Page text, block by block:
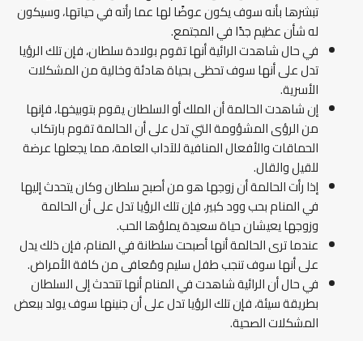
تبشرها بأنه سوف يكون عوضًا لها عما رأته في حياتها، وسيكون
له شأن عظيم جدًا في المجتمع.
في حال شاهدت الرائية أنها تقوم بولادة سلطان، فإن تلك الرؤيا
تدل على أنها سوف تحظى بحياة هادئة وخالية من المشكلات
الأسرية.
إن شاهدت الحالمة أن الملك أو السلطان يقوم بتوبيخها، فإنها
من الرؤى المشؤومة التي تدل على أن الحالمة تقوم بارتكاب
الحماقات والأفعال المنافية للآداب العامة، مما يجعلها عرضة
للقيل والقال.
إذا رأت الحالمة أن زوجها هو من أصبح سلطان وكان يتحدث إليها
في المنام بحب وود كبير، فإن تلك الرؤيا تدل على أن الحالمة
وزوجها يعيشان حياة سعيدة يملؤها الحب.
عندما ترى الحالمة أنها أصبحت سلطانة في المنام، فإن ذلك يدل
على أنها سوف تنجب طفل سليم ومُعافى من كافة الأمراض.
في حال أن الرائية شاهدت في المنام أنها تتحدث إلى السلطان
بطريقة سيئة، فإن تلك الرؤيا تدل على أن جنينها سوف يولد ببعض
المشكلات الصحية.